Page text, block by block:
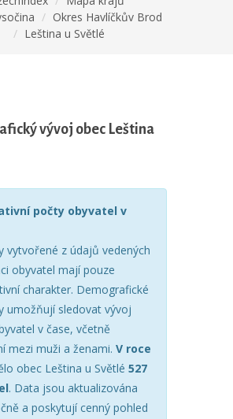
Okres Havlíčkův Brod
Leština u Světlé
vývoj obec Leština
počty obyvatel v
vytvořené z údajů vedených
obyvatel mají pouze
charakter. Demografické
umožňují sledovat vývoj
v čase, včetně
mezi muži a ženami. V roce
obec Leština u Světlé 527
. Data jsou aktualizována
a poskytují cenný pohled